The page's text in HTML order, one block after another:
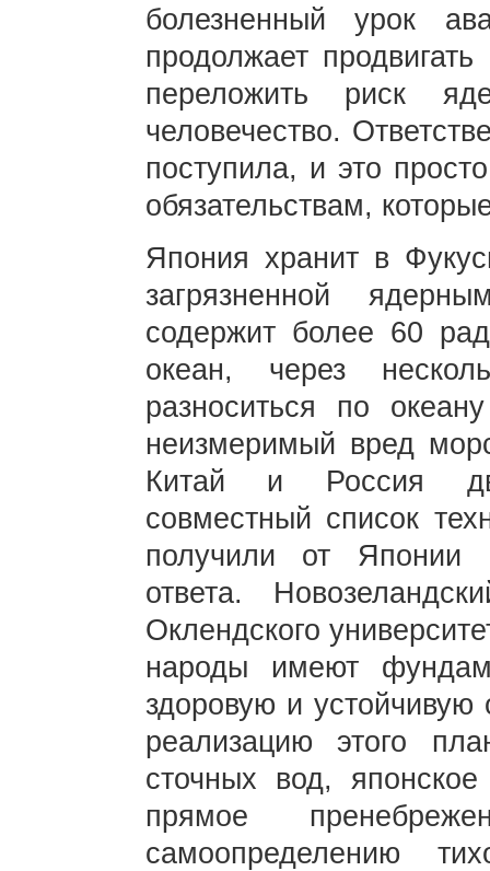
болезненный урок
продолжает
переложить риск
человечество.
поступила, и это
обязательствам,
Япония хранит в
загрязненной
содержит более 60
океан, через
разноситься по
неизмеримый вред
Китай и Россия
совместный список
получили от Японии
ответа.
Оклендского
народы имеют
здоровую и
реализацию этого
сточных вод, японское
прямое
самоопределению